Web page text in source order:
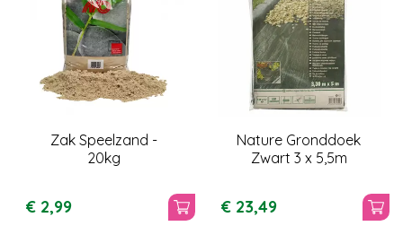
Zak Speelzand -
20kg
€ 2,99
Nature Gronddoek
Zwart 3 x 5,5m
€ 23,49